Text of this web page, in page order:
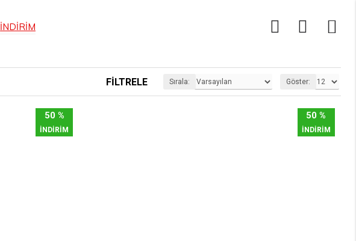
İNDİRİM
FILTRELE Sırala: Göster:
İNDİRİM
50 %
İNDİRİM
50 %